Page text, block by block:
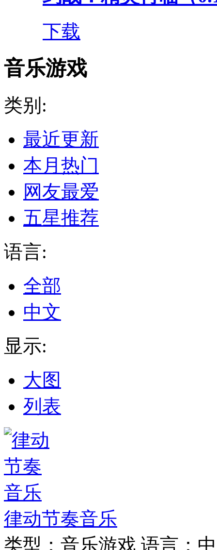
下载
音乐游戏
类别:
最近更新
本月热门
网友最爱
五星推荐
语言:
全部
中文
显示:
大图
列表
律动节奏音乐
类型： 音乐游戏 语言：